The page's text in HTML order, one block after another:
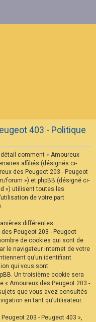
403 - Politique
comment « Amoureux
affiliés (désignés ci-
des Peugeot 203 - Peugeot
forum ») et phpBB (désigné ci-
») utilisent toutes les
de votre part
différentes.
Peugeot 203 - Peugeot
de cookies qui sont de
le navigateur internet de votre
qu’un identifiant
qui vous sont
Un troisième cookie sera
« Amoureux des Peugeot 203 -
que vous avez consultés
en tant qu’utilisateur.
203 - Peugeot 403 »,